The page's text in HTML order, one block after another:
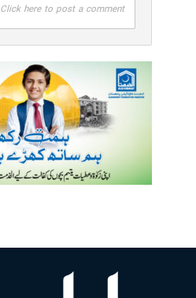
Click here to post a comment